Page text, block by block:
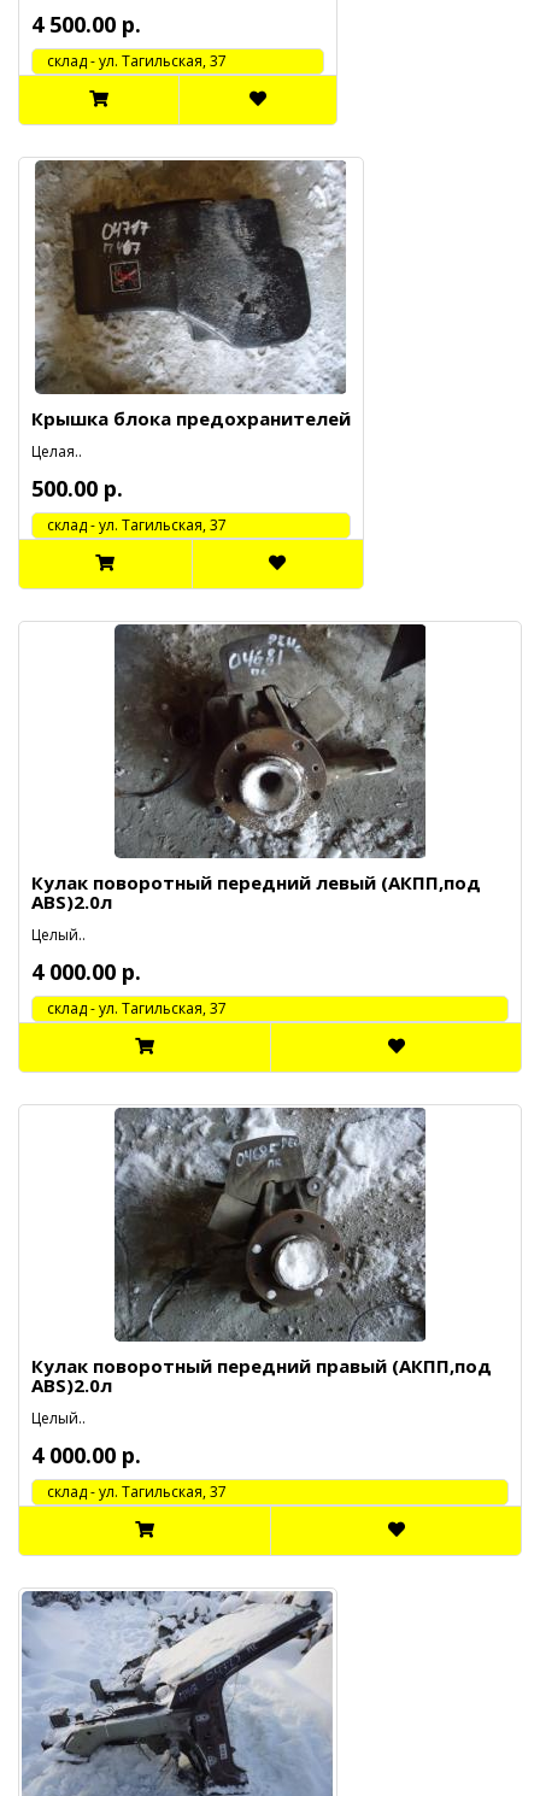
4 500.00 р.
cклад - ул. Тагильская, 37
Крышка блока предохранителей
Целая..
500.00 р.
cклад - ул. Тагильская, 37
Кулак поворотный передний левый (АКПП,под
ABS)2.0л
Целый..
4 000.00 р.
cклад - ул. Тагильская, 37
Кулак поворотный передний правый (АКПП,под
ABS)2.0л
Целый..
4 000.00 р.
cклад - ул. Тагильская, 37